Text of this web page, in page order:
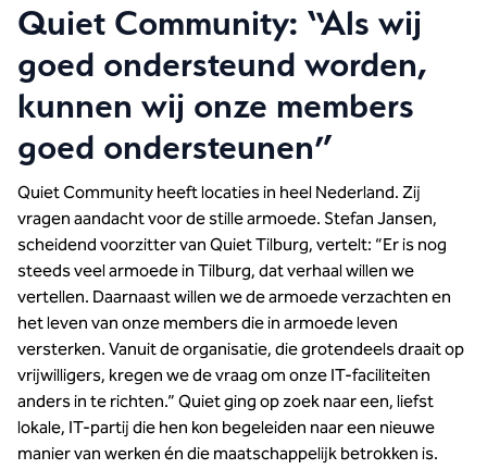
Quiet Community: “Als wij
goed ondersteund worden,
kunnen wij onze members
goed ondersteunen”
Quiet Community heeft locaties in heel Nederland. Zij
vragen aandacht voor de stille armoede. Stefan Jansen,
scheidend voorzitter van Quiet Tilburg, vertelt: “Er is nog
steeds veel armoede in Tilburg, dat verhaal willen we
vertellen. Daarnaast willen we de armoede verzachten en
het leven van onze members die in armoede leven
versterken. Vanuit de organisatie, die grotendeels draait op
vrijwilligers, kregen we de vraag om onze IT-faciliteiten
anders in te richten.” Quiet ging op zoek naar een, liefst
lokale, IT-partij die hen kon begeleiden naar een nieuwe
manier van werken én die maatschappelijk betrokken is.